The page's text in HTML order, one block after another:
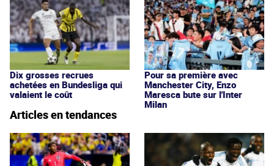
Dix grosses recrues
achetées en Bundesliga qui
valaient le coût
Pour sa première avec
Manchester City, Enzo
Maresca bute sur l'Inter
Milan
Articles en tendances